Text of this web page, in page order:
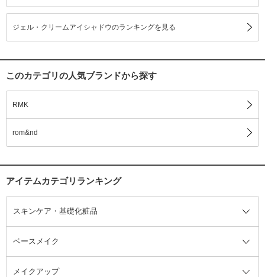
ジェル・クリームアイシャドウのランキングを見る
このカテゴリの人気ブランドから探す
RMK
rom&nd
アイテムカテゴリランキング
スキンケア・基礎化粧品
スキンケア・基礎化粧品全て
洗顔料
ベースメイク
ベースメイク全て
メイクアップ